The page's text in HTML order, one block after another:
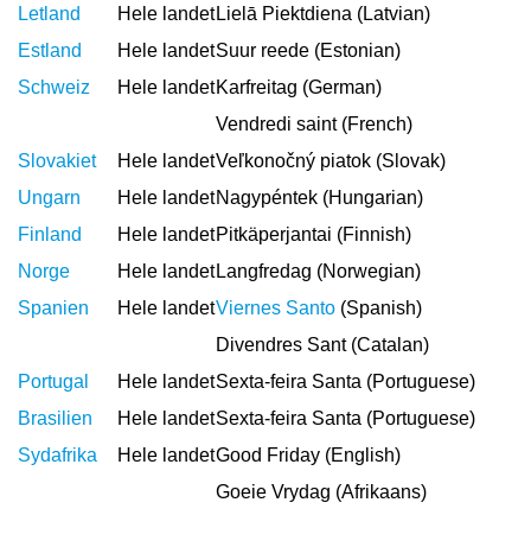
Letland
Hele landet Lielā Piektdiena (Latvian)
Estland
Hele landetSuur reede (Estonian)
Schweiz
Hele landet Karfreitag (German)
Vendredi saint (French)
Slovakiet
Hele landetVeľkonočný piatok (Slovak)
Ungarn
Hele landet Nagypéntek (Hungarian)
Finland
Hele landet Pitkäperjantai (Finnish)
Norge
Hele landet Langfredag (Norwegian)
Spanien
Hele landetViernes Santo (Spanish)
Divendres Sant (Catalan)
Portugal
Hele landetSexta-feira Santa (Portuguese)
Brasilien
Hele landetSexta-feira Santa (Portuguese)
Sydafrika
Hele landetGood Friday (English)
Goeie Vrydag (Afrikaans)